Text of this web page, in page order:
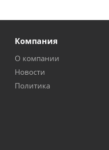
Компания
О компании
Новости
Политика